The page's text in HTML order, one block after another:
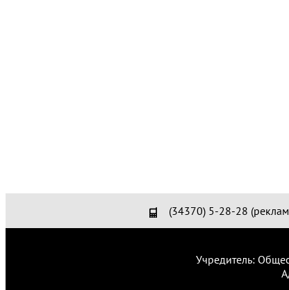
(34370) 5-28-28
Учредитель: